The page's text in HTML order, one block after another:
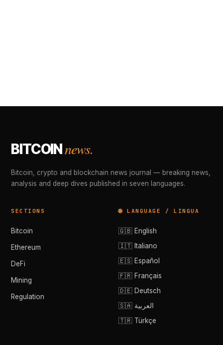
BITCOINnews.
Bitcoin, crypto and blockchain news journal — breaking news,
analysis and deep dives published in seven languages.
SECTIONS
Bitcoin
Ethereum
DeFi
Mining
Regulation
🌐 LANGUAGE / LINGUA
🇬🇧 English
🇮🇹 Italiano
🇪🇸 Español
🇫🇷 Français
🇩🇪 Deutsch
🇸🇦 العربية
🇹🇷 Türkçe